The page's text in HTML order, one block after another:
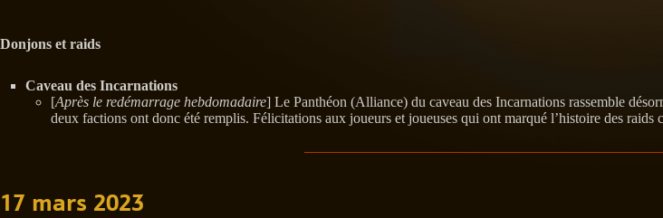
Donjons et raids
Caveau des Incarnations
[Après le redémarrage hebdomadaire] Le Panthéon (Alliance) du caveau des Incarnations rassemble
deux factions ont donc été remplis. Félicitations aux joueurs et joueuses qui ont marqué l’histoire des raids
17 mars 2023